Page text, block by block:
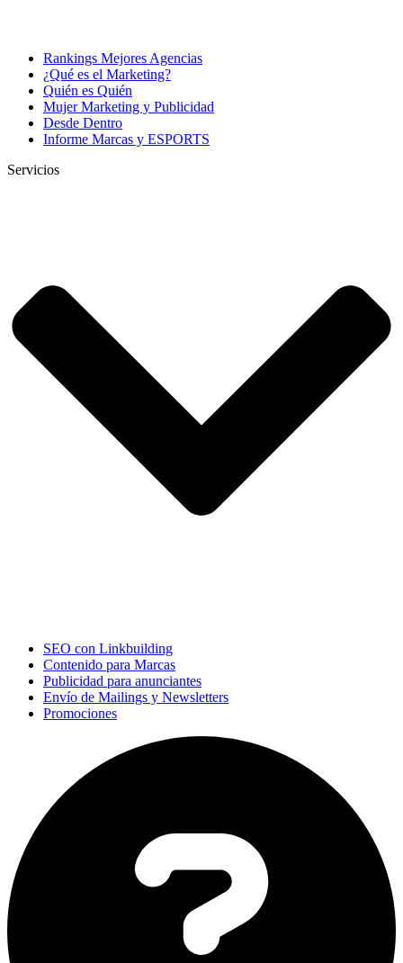
Rankings Mejores Agencias
¿Qué es el Marketing?
Quién es Quién
Mujer Marketing y Publicidad
Desde Dentro
Informe Marcas y ESPORTS
Servicios
SEO con Linkbuilding
Contenido para Marcas
Publicidad para anunciantes
Envío de Mailings y Newsletters
Promociones